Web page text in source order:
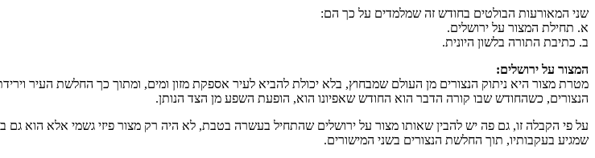
שני המאורעות הבולטים בחודש זה שמלמדים על כך הם:
א. תחילת המצור על ירושלים.
ב. כתיבת התורה בלשון היונית.
המצור על ירושלים:
מטרת מצור היא ניתוק הנצורים מן העולם שמבחוץ, בלא יכולת להביא לעיר אספקת מזון ומים, ומתוך כך החלשת העיר
הנצורים, כשהחודש שבו קורה הדבר הוא החודש שאפיונו הוא, הופעת השפע מן הצד הנותן.
על פי הקבלה זו, גם פה יש להבין שאותו מצור על ירושלים שהתחיל בעשרה בטבת, לא היה רק מצור פיזי גשמי אלא הוא
שמגיע בעקבותיו, תוך החלשת הנצורים בשני המישורים.